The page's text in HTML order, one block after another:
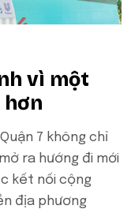
vì một
hơn
7 không chỉ
ra hướng đi mới
kết nối cộng
địa phương